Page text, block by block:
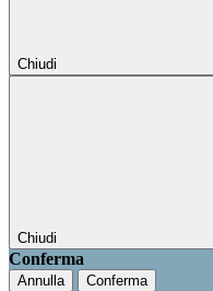
Chiudi
Chiudi
Conferma
Annulla Conferma